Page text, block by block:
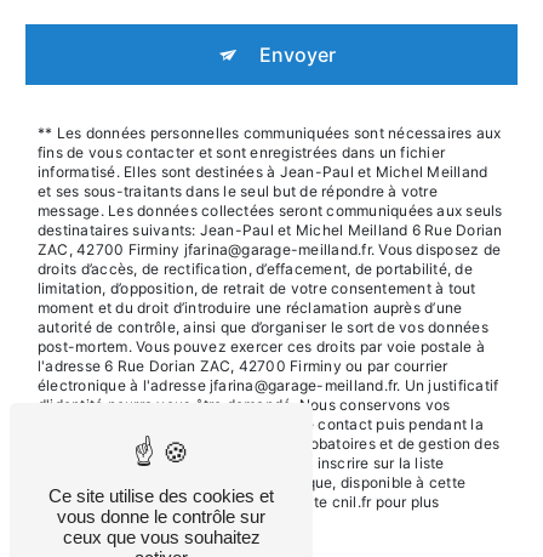
Envoyer
** Les données personnelles communiquées sont nécessaires aux
fins de vous contacter et sont enregistrées dans un fichier
informatisé. Elles sont destinées à Jean-Paul et Michel Meilland
et ses sous-traitants dans le seul but de répondre à votre
message. Les données collectées seront communiquées aux seuls
destinataires suivants: Jean-Paul et Michel Meilland 6 Rue Dorian
ZAC, 42700 Firminy jfarina@garage-meilland.fr. Vous disposez de
droits d’accès, de rectification, d’effacement, de portabilité, de
limitation, d’opposition, de retrait de votre consentement à tout
moment et du droit d’introduire une réclamation auprès d’une
autorité de contrôle, ainsi que d’organiser le sort de vos données
post-mortem. Vous pouvez exercer ces droits par voie postale à
l'adresse 6 Rue Dorian ZAC, 42700 Firminy ou par courrier
électronique à l'adresse jfarina@garage-meilland.fr. Un justificatif
d'identité pourra vous être demandé. Nous conservons vos
données pendant la période de prise de contact puis pendant la
durée de prescription légale aux fins probatoires et de gestion des
contentieux. Vous avez le droit de vous inscrire sur la liste
d'opposition au démarchage téléphonique, disponible à cette
adresse:Bloctel.gouv.fr. Consultez le site cnil.fr pour plus
d’informations sur vos droits.
Ce site utilise des cookies et
vous donne le contrôle sur
ceux que vous souhaitez